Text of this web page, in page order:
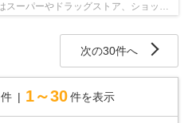
スーパーやドラッグストア、ショッピ
次の30件へ
件 1～30 件を表示